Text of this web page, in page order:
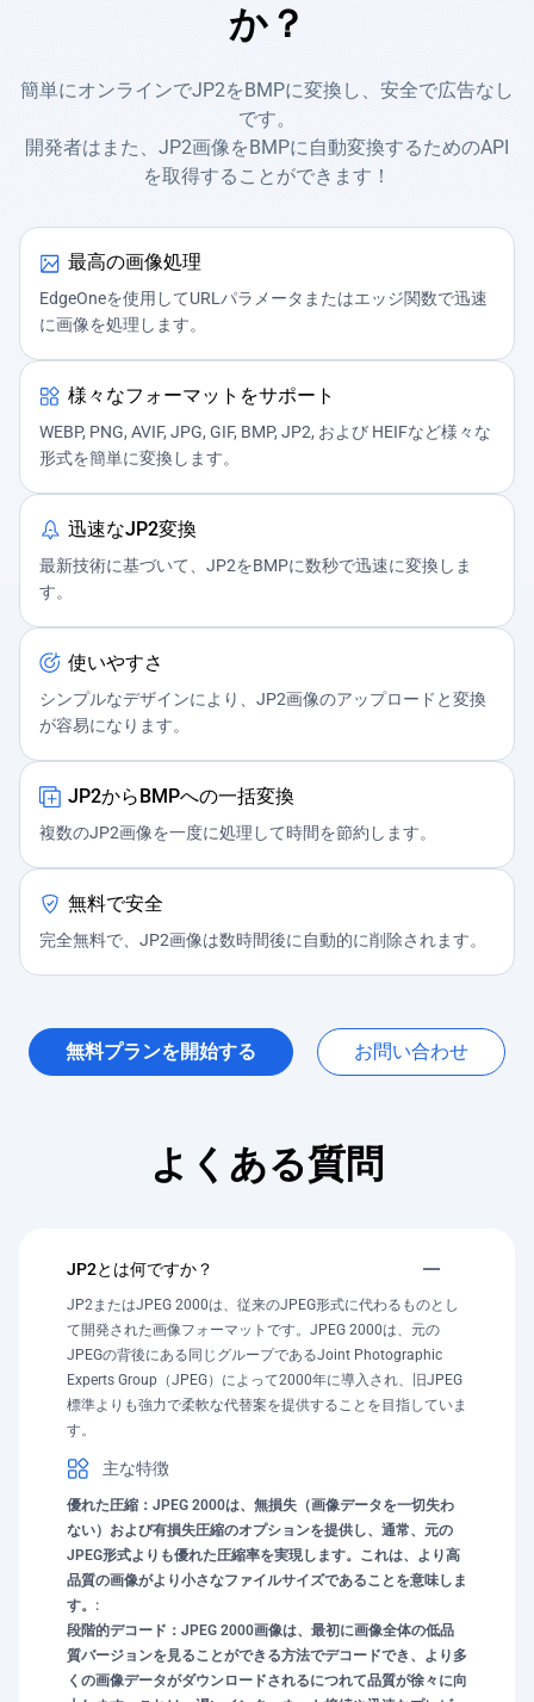
か？
簡単にオンラインでJP2をBMPに変換し、安全で広告なし
です。
開発者はまた、JP2画像をBMPに自動変換するためのAPI
を取得することができます！
最高の画像処理
EdgeOneを使用してURLパラメータまたはエッジ関数で迅速
に画像を処理します。
様々なフォーマットをサポート
WEBP, PNG, AVIF, JPG, GIF, BMP, JP2, および HEIFなど様々な
形式を簡単に変換します。
迅速なJP2変換
最新技術に基づいて、JP2をBMPに数秒で迅速に変換しま
す。
使いやすさ
シンプルなデザインにより、JP2画像のアップロードと変換
が容易になります。
JP2からBMPへの一括変換
複数のJP2画像を一度に処理して時間を節約します。
無料で安全
完全無料で、JP2画像は数時間後に自動的に削除されます。
無料プランを開始する お問い合わせ
よくある質問
JP2とは何ですか？
JP2またはJPEG 2000は、従来のJPEG形式に代わるものとし
て開発された画像フォーマットです。JPEG 2000は、元の
JPEGの背後にある同じグループであるJoint Photographic
Experts Group（JPEG）によって2000年に導入され、旧JPEG
標準よりも強力で柔軟な代替案を提供することを目指していま
す。
主な特徴
優れた圧縮：JPEG 2000は、無損失（画像データを一切失わ
ない）および有損失圧縮のオプションを提供し、通常、元の
JPEG形式よりも優れた圧縮率を実現します。これは、より高
品質の画像がより小さなファイルサイズであることを意味しま
す。:
段階的デコード：JPEG 2000画像は、最初に画像全体の低品
質バージョンを見ることができる方法でデコードでき、より多
くの画像データがダウンロードされるにつれて品質が徐々に向